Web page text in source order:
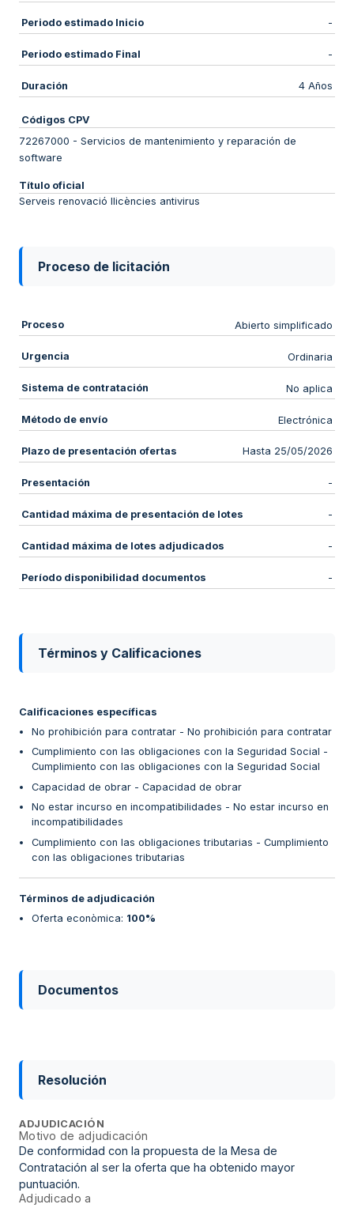
Periodo estimado Inicio -
Periodo estimado Final -
Duración 4 Años
Códigos CPV
72267000 - Servicios de mantenimiento y reparación de
software
Título oficial
Serveis renovació llicències antivirus
Proceso de licitación
Proceso Abierto simplificado
Urgencia Ordinaria
Sistema de contratación No aplica
Método de envío Electrónica
Plazo de presentación ofertas Hasta 25/05/2026
Presentación -
Cantidad máxima de presentación de lotes -
Cantidad máxima de lotes adjudicados -
Período disponibilidad documentos -
Términos y Calificaciones
Calificaciones específicas
No prohibición para contratar - No prohibición para contratar
Cumplimiento con las obligaciones con la Seguridad Social -
Cumplimiento con las obligaciones con la Seguridad Social
Capacidad de obrar - Capacidad de obrar
No estar incurso en incompatibilidades - No estar incurso en
incompatibilidades
Cumplimiento con las obligaciones tributarias - Cumplimiento
con las obligaciones tributarias
Términos de adjudicación
Oferta econòmica: 100%
Documentos
Resolución
ADJUDICACIÓN
Motivo de adjudicación
De conformidad con la propuesta de la Mesa de
Contratación al ser la oferta que ha obtenido mayor
puntuación.
Adjudicado a